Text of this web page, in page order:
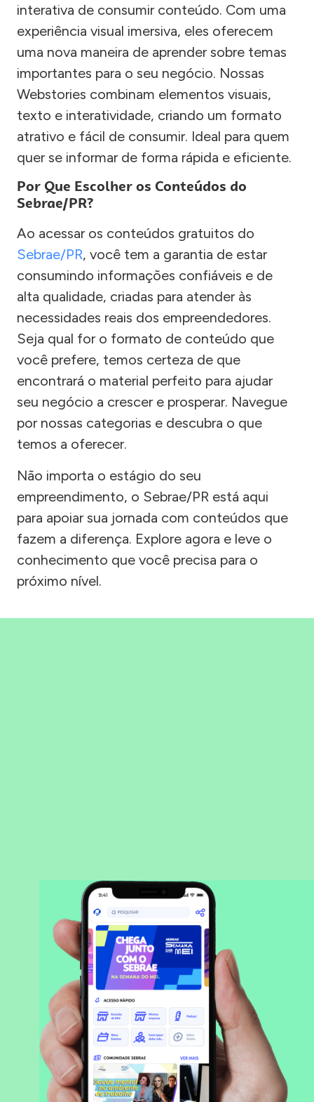
interativa de consumir conteúdo. Com uma
experiência visual imersiva, eles oferecem
uma nova maneira de aprender sobre temas
importantes para o seu negócio. Nossas
Webstories combinam elementos visuais,
texto e interatividade, criando um formato
atrativo e fácil de consumir. Ideal para quem
quer se informar de forma rápida e eficiente.
Por Que Escolher os Conteúdos do
Sebrae/PR?
Ao acessar os conteúdos gratuitos do
Sebrae/PR, você tem a garantia de estar
consumindo informações confiáveis e de
alta qualidade, criadas para atender às
necessidades reais dos empreendedores.
Seja qual for o formato de conteúdo que
você prefere, temos certeza de que
encontrará o material perfeito para ajudar
seu negócio a crescer e prosperar. Navegue
por nossas categorias e descubra o que
temos a oferecer.
Não importa o estágio do seu
empreendimento, o Sebrae/PR está aqui
para apoiar sua jornada com conteúdos que
fazem a diferença. Explore agora e leve o
conhecimento que você precisa para o
próximo nível.